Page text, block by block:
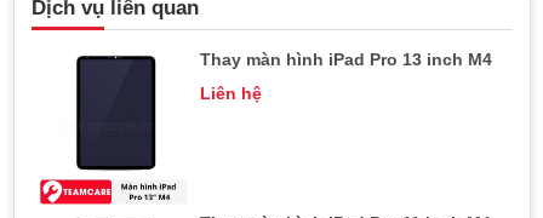
Dịch vụ liên quan
Thay màn hình iPad Pro 13 inch M4
Liên hệ